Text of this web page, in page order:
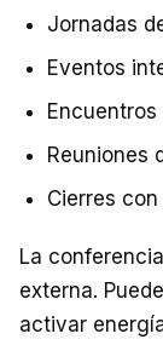
Jornadas
Eventos
Reuniones
Cierres
La
externa.
activar